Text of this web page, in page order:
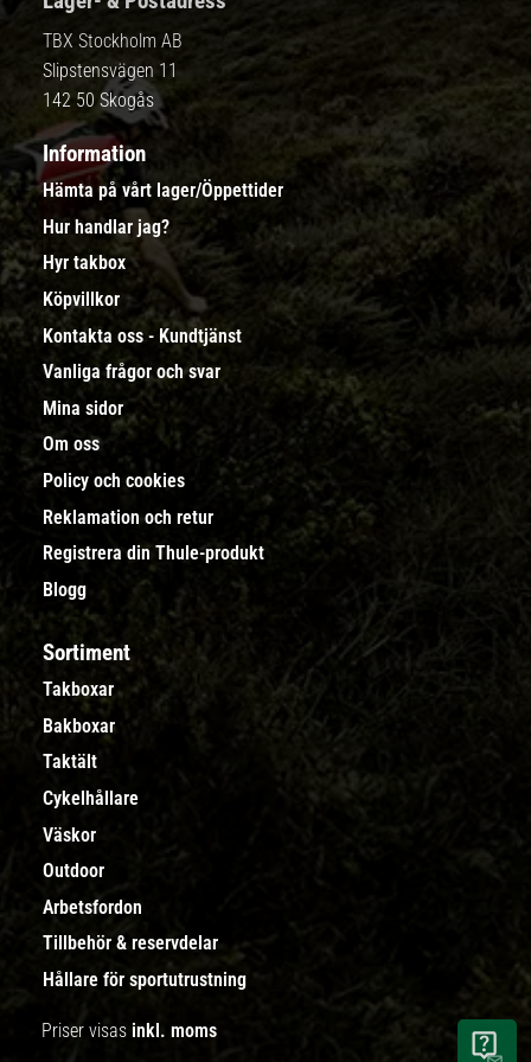
TBX Stockholm AB
Slipstensvägen 11
142 50 Skogås
Information
Hämta på vårt lager/Öppettider
Hur handlar jag?
Hyr takbox
Köpvillkor
Kontakta oss - Kundtjänst
Vanliga frågor och svar
Mina sidor
Om oss
Policy och cookies
Reklamation och retur
Registrera din Thule-produkt
Blogg
Sortiment
Takboxar
Bakboxar
Taktält
Cykelhållare
Väskor
Outdoor
Arbetsfordon
Tillbehör & reservdelar
Hållare för sportutrustning
Priser visas inkl. moms